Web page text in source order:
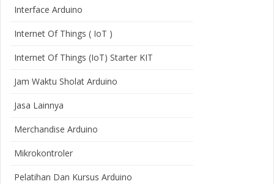
Interface Arduino
Internet Of Things ( IoT )
Internet Of Things (IoT) Starter KIT
Jam Waktu Sholat Arduino
Jasa Lainnya
Merchandise Arduino
Mikrokontroler
Pelatihan Dan Kursus Arduino